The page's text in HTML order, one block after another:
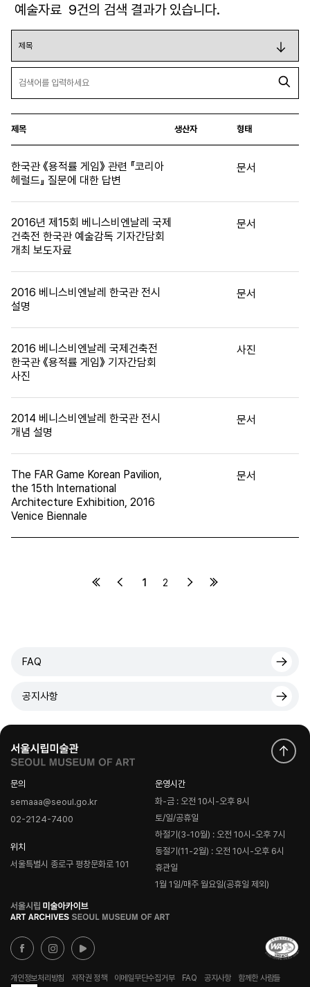
예술자료 9건의 검색 결과가 있습니다.
제목 생산자 형태
한국관 《용적률 게임》 관련 『코리아
헤럴드』 질문에 대한 답변
문서
2016년 제15회 베니스비엔날레 국제
건축전 한국관 예술감독 기자간담회
개최 보도자료
문서
2016 베니스비엔날레 한국관 전시
설명
문서
2016 베니스비엔날레 국제건축전
한국관 《용적률 게임》 기자간담회
사진
사진
2014 베니스비엔날레 한국관 전시
개념 설명
문서
The FAR Game Korean Pavilion,
the 15th International
Architecture Exhibition, 2016
Venice Biennale
문서
1 2
FAQ
공지사항
문의
semaaa@seoul.go.kr
02-2124-7400
위치
서울특별시 종로구 평창문화로 101
운영시간
화-금 : 오전 10시-오후 8시
토/일/공휴일
하절기(3-10월) : 오전 10시-오후 7시
동절기(11-2월) : 오전 10시-오후 6시
휴관일
1월 1일/매주 월요일(공휴일 제외)
로
고
개인정보처리방침 저작권 정책 이메일무단수집거부 FAQ 공지사항 함께한 사람들